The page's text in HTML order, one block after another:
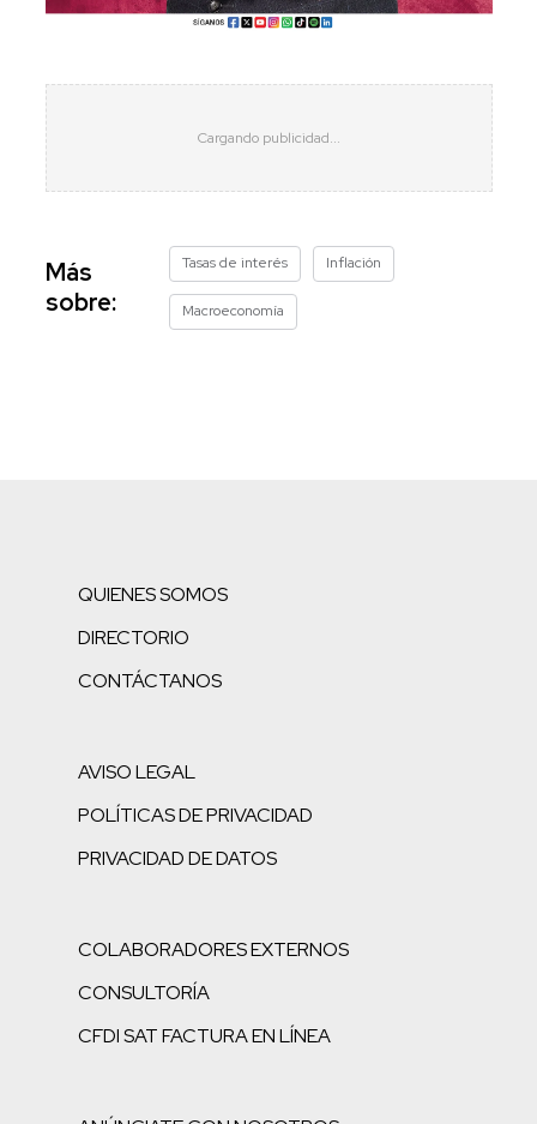
Más
sobre:
Tasas de interés Inflación
Macroeconomía
QUIENES SOMOS
DIRECTORIO
CONTÁCTANOS
AVISO LEGAL
POLÍTICAS DE PRIVACIDAD
PRIVACIDAD DE DATOS
COLABORADORES EXTERNOS
CONSULTORÍA
CFDI SAT FACTURA EN LÍNEA